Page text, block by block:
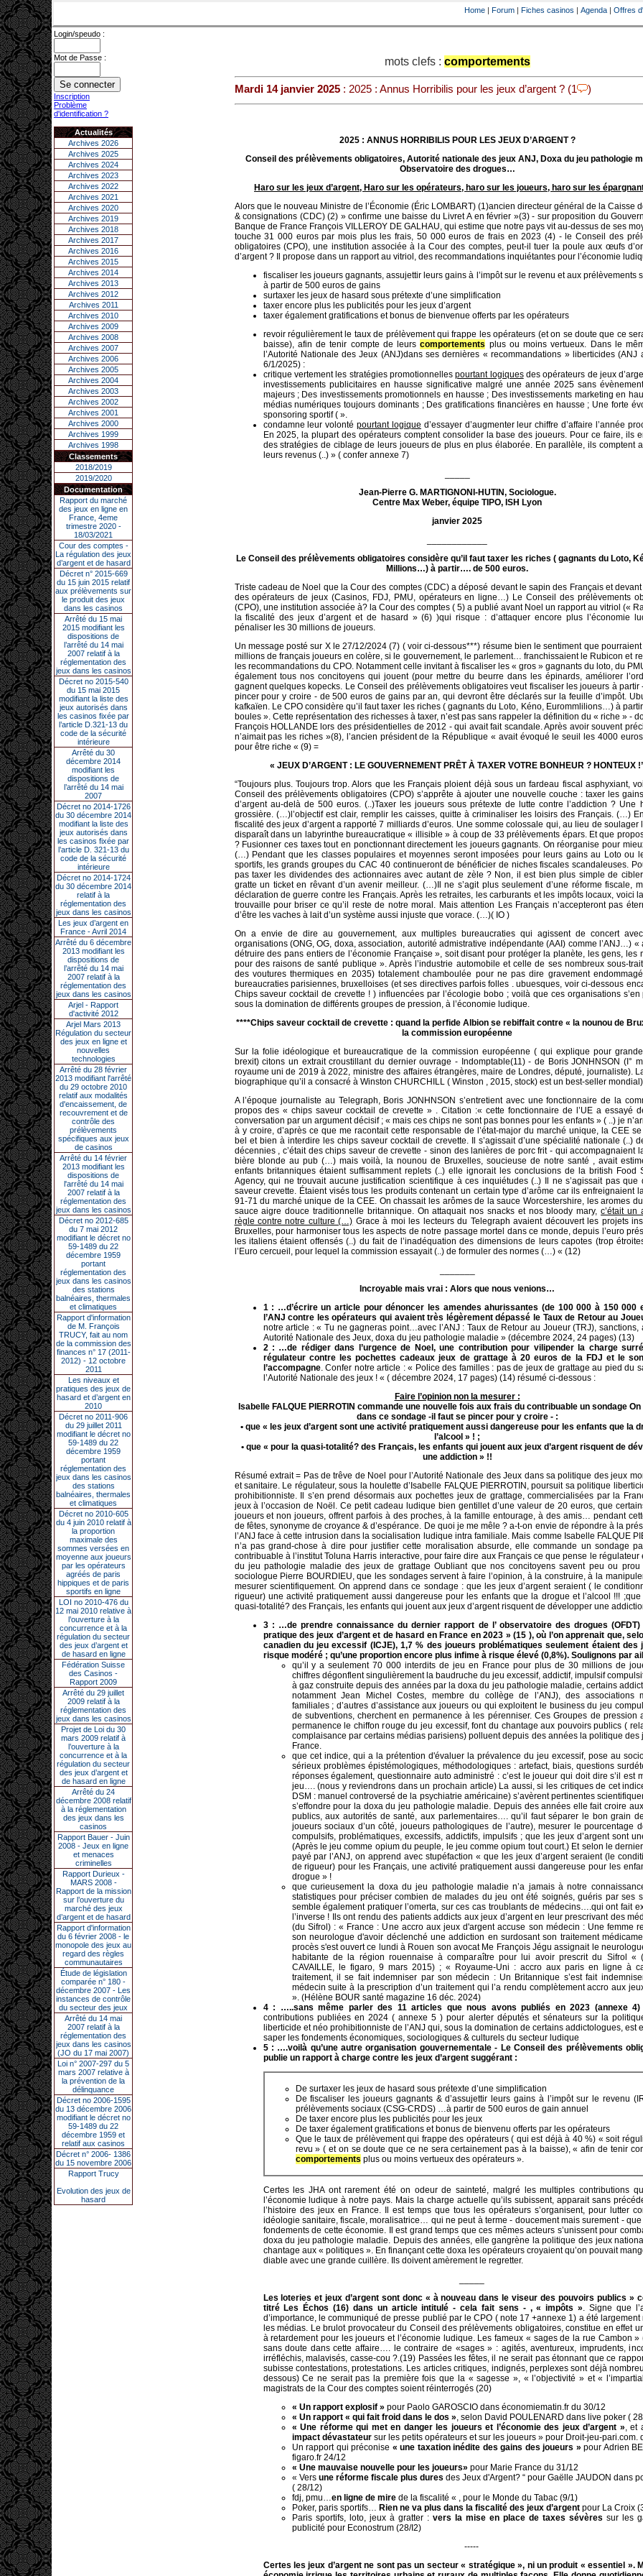
Home | Forum | Fiches casinos | Agenda | Offres
Login/speudo :
Mot de Passe :
Inscription
Problème
d'identification ?
Actualités
Archives 2026
Archives 2025
Archives 2024
Archives 2023
Archives 2022
Archives 2021
Archives 2020
Archives 2019
Archives 2018
Archives 2017
Archives 2016
Archives 2015
Archives 2014
Archives 2013
Archives 2012
Archives 2011
Archives 2010
Archives 2009
Archives 2008
Archives 2007
Archives 2006
Archives 2005
Archives 2004
Archives 2003
Archives 2002
Archives 2001
Archives 2000
Archives 1999
Archives 1998
Classements
2018/2019
2019/2020
Documentation
Rapport du marché
des jeux en ligne en
France, 4eme
trimestre 2020 -
18/03/2021
Cour des comptes -
La régulation des jeux
d’argent et de hasard
Décret n° 2015-669
du 15 juin 2015 relatif
aux prélèvements sur
le produit des jeux
dans les casinos
Arrêté du 15 mai
2015 modifiant les
dispositions de
l’arrêté du 14 mai
2007 relatif à la
réglementation des
jeux dans les casinos
Décret no 2015-540
du 15 mai 2015
modifiant la liste des
jeux autorisés dans
les casinos fixée par
l’article D.321-13 du
code de la sécurité
intérieure
Arrêté du 30
décembre 2014
modifiant les
dispositions de
l’arrêté du 14 mai
2007
Décret no 2014-1726
du 30 décembre 2014
modifiant la liste des
jeux autorisés dans
les casinos fixée par
l’article D. 321-13 du
code de la sécurité
intérieure
Décret no 2014-1724
du 30 décembre 2014
relatif à la
réglementation des
jeux dans les casinos
Les jeux d’argent en
France - Avril 2014
Arrêté du 6 décembre
2013 modifiant les
dispositions de
l’arrêté du 14 mai
2007 relatif à la
réglementation des
jeux dans les casinos
Arjel - Rapport
d'activité 2012
Arjel Mars 2013
Régulation du secteur
des jeux en ligne et
nouvelles
technologies
Arrêté du 28 février
2013 modifiant l'arrêté
du 29 octobre 2010
relatif aux modalités
d'encaissement, de
recouvrement et de
contrôle des
prélèvements
spécifiques aux jeux
de casinos
Arrêté du 14 février
2013 modifiant les
dispositions de
l'arrêté du 14 mai
2007 relatif à la
réglementation des
jeux dans les casinos
Décret no 2012-685
du 7 mai 2012
modifiant le décret no
59-1489 du 22
décembre 1959
portant
réglementation des
jeux dans les casinos
des stations
balnéaires, thermales
et climatiques
Rapport d'information
de M. François
TRUCY, fait au nom
de la commission des
finances n° 17 (2011-
2012) - 12 octobre
2011
Les niveaux et
pratiques des jeux de
hasard et d’argent en
2010
Décret no 2011-906
du 29 juillet 2011
modifiant le décret no
59-1489 du 22
décembre 1959
portant
réglementation des
jeux dans les casinos
des stations
balnéaires, thermales
et climatiques
Décret no 2010-605
du 4 juin 2010 relatif à
la proportion
maximale des
sommes versées en
moyenne aux joueurs
par les opérateurs
agréés de paris
hippiques et de paris
sportifs en ligne
LOI no 2010-476 du
12 mai 2010 relative à
l’ouverture à la
concurrence et à la
régulation du secteur
des jeux d’argent et
de hasard en ligne
Fédération Suisse
des Casinos -
Rapport 2009
Arrêté du 29 juillet
2009 relatif à la
réglementation des
jeux dans les casinos
Projet de Loi du 30
mars 2009 relatif à
l’ouverture à la
concurrence et à la
régulation du secteur
des jeux d’argent et
de hasard en ligne
Arrêté du 24
décembre 2008 relatif
à la réglementation
des jeux dans les
casinos
Rapport Bauer - Juin
2008 - Jeux en ligne
et menaces
criminelles
Rapport Durieux -
MARS 2008 -
Rapport de la mission
sur l’ouverture du
marché des jeux
d’argent et de hasard
Rapport d'information
du 6 février 2008 - le
monopole des jeux au
regard des règles
communautaires
Étude de législation
comparée n° 180 -
décembre 2007 - Les
instances de contrôle
du secteur des jeux
Arrêté du 14 mai
2007 relatif à la
réglementation des
jeux dans les casinos
(JO du 17 mai 2007)
Loi n° 2007-297 du 5
mars 2007 relative à
la prévention de la
délinquance
Décret no 2006-1595
du 13 décembre 2006
modifiant le décret no
59-1489 du 22
décembre 1959 et
relatif aux casinos
Décret n° 2006- 1386
du 15 novembre 2006
Rapport Trucy
Evolution des jeux de
hasard
mots clefs : comportements
Mardi 14 janvier 2025: 2025 : Annus Horribilis pour les jeux d’argent ? (1 )
2025 : ANNUS HORRIBILIS POUR LES JEUX D’ARGENT ?
Conseil des prélèvements obligatoires, Autorité nationale des jeux ANJ, Doxa du jeu pathologie
Observatoire des drogues…
Haro sur les jeux d’argent, Haro sur les opérateurs, haro sur les joueurs, haro sur les
Alors que le nouveau Ministre de l’Économie (Éric LOMBART) (1)ancien directeur général de la Caisse
& consignations (CDC) (2) » confirme une baisse du Livret A en février »(3) - sur proposition du
Banque de France François VILLEROY DE GALHAU, qui estime que notre pays vit au-dessus de ses
touche 31 000 euros par mois plus les frais, 50 000 euros de frais en 2023 (4) - le Conseil des
obligatoires (CPO), une institution associée à la Cour des comptes, peut-il tuer la poule aux œufs
d’argent ? Il propose dans un rapport au vitriol, des recommandations inquiétantes pour l’économie
fiscaliser les joueurs gagnants, assujettir leurs gains à l’impôt sur le revenu et aux prélèvements
à partir de 500 euros de gains
surtaxer les jeux de hasard sous prétexte d’une simplification
taxer encore plus les publicités pour les jeux d’argent
taxer également gratifications et bonus de bienvenue offerts par les opérateurs
revoir régulièrement le taux de prélèvement qui frappe les opérateurs (et on se doute que ce
baisse), afin de tenir compte de leurscomportements plus ou moins vertueux. Dans le
l’Autorité Nationale des Jeux (ANJ)dans ses dernières « recommandations » liberticides (ANJ
6/1/2025) :
critique vertement les stratégies promotionnellespourtant logiquesdes opérateurs de jeux
investissements publicitaires en hausse significative malgré une année 2025 sans
majeurs ; Des investissements promotionnels en hausse ; Des investissements marketing en
médias numériques toujours dominants ; Des gratifications financières en hausse ; Une forte
sponsoring sportif ( ».
condamne leur volontépourtant logique d’essayer d’augmenter leur chiffre d’affaire l’année
En 2025, la plupart des opérateurs comptent consolider la base des joueurs. Pour ce faire, ils
des stratégies de ciblage de leurs joueurs de plus en plus élaborée. En parallèle, ils comptent
leurs revenus (..) » ( confer annexe 7)
Jean-Pierre G. MARTIGNONI-HUTIN, Sociologue.
Centre Max Weber, équipe TIPO, ISH Lyon
janvier 2025
Le Conseil des prélèvements obligatoires considère qu’il faut taxer les riches ( gagnants du Loto,
Millions…) à partir…. de 500 euros.
Triste cadeau de Noel que la Cour des comptes (CDC) a déposé devant le sapin des Français et
des opérateurs de jeux (Casinos, FDJ, PMU, opérateurs en ligne…) Le Conseil des prélèvements
(CPO), une institution associée à? la Cour des comptes ( 5) a publié avant Noel un rapport au vitriol («
la fiscalité des jeux d’argent et de hasard » (6) )qui risque : d’attaquer encore plus l’économie
pénaliser les 30 millions de joueurs.
Un message posté sur X le 27/12/2024 (7) ( voir ci-dessous***) résume bien le sentiment que
millions de français joueurs en colère, si le gouvernement, le parlement… franchissaient le Rubicon et
les recommandations du CPO. Notamment celle invitant à fiscaliser les « gros » gagnants du loto, du
également tous nos concitoyens qui jouent (pour mettre du beurre dans les épinards, améliorer
gagnent quelques kopecks. Le Conseil des prélèvements obligatoires veut fiscaliser les joueurs à partir
pincer pour y croire - de 500 euros de gains par an, qui devront être déclarés sur la feuille d’impôt.
kafkaïen. Le CPO considère qu’il faut taxer les riches ( gagnants du Loto, Kéno, Eurommlilions…) à
boules ». Cette représentation des richesses à taxer, n’est pas sans rappeler la définition du « riche » -
François HOLLANDE lors des présidentielles de 2012 - qui avait fait scandale. Après avoir souvent
n’aimait pas les riches »(8), l’ancien président de la République « avait évoqué le seuil les 4000
pour être riche « (9) =
« JEUX D’ARGENT : LE GOUVERNEMENT PRÊT À TAXER VOTRE BONHEUR ? HONTEUX
“Toujours plus. Toujours trop. Alors que les Français ploient déjà sous un fardeau fiscal asphyxiant,
Conseil des prélèvements obligatoires (CPO) s’apprête à ajouter une nouvelle couche : taxer les
d’argent au-delà de 500 euros. (..)Taxer les joueurs sous prétexte de lutte contre l’addiction ? Une
grossière. (…)l’objectif est clair, remplir les caisses, quitte à criminaliser les loisirs des Français. (…)
fiscalité des jeux d’argent a rapporté 7 milliards d’euros. Une somme colossale qui, au lieu de soulager
disparaît dans un labyrinthe bureaucratique « illisible » à coup de 33 prélèvements épars. Et que
? Fusionner ces taxes tout en ponctionnant directement les joueurs gagnants. On réorganise pour
(…) Pendant que les classes populaires et moyennes seront imposées pour leurs gains au Loto ou
sportifs, les grands groupes du CAC 40 continueront de bénéficier de niches fiscales scandaleuses.
pas taxer les dividendes des actionnaires avec autant de zèle ? Non, il est bien plus simple de
gratte un ticket en rêvant d’un avenir meilleur. (…)Il ne s’agit plus seulement d’une réforme fiscale,
déclaration de guerre contre les Français. Après les retraites, les carburants et les impôts locaux, voici
trouvaille pour briser ce qu’il reste de notre moral. Mais attention Les Français n’accepteront pas
d’être les vaches à lait d’un système aussi injuste que vorace. (…)( IO )
On a envie de dire au gouvernement, aux multiples bureaucraties qui agissent de concert avec
organisations (ONG, OG, doxa, association, autorité admistrative indépendante (AAI) comme l’ANJ…) «
détruire des pans entiers de l’économie Française », soit disant pour protéger la planète, les gens, les
pour des raisons de santé publique ». Après l’industrie automobile et celle de ses nombreux sous-
des voutures thermiques en 2035) totalement chamboulée pour ne pas dire gravement
bureaucraties parisiennes, bruxelloises (et ses directives parfois folles . ubuesques, voir ci-dessous
Chips saveur cocktail de crevette ! ) influencées par l’écologie bobo ; voilà que ces organisations s’en
sous la domination de différents groupes de pression, à l’économie ludique.
****Chips saveur cocktail de crevette : quand la perfide Albion se rebiffait contre « la nounou de
la commission européenne
Sur la folie idéologique et bureaucratique de la commission européenne ( qui explique pour
brexit) citons un extrait croustillant du dernier ouvrage - Indomptable(11) - de Boris JONHNSON (I°
royaume uni de 2019 à 2022, ministre des affaires étrangères, maire de Londres, député, journaliste).
biographique qu’il a consacré à Winston CHURCHILL ( Winston , 2015, stock) est un best-seller
A l’époque journaliste au Telegraph, Boris JONHNSON s’entretient avec une fonctionnaire de la
propos des « chips saveur cocktail de crevette » . Citation :« cette fonctionnaire de l’UE a essayé
conversation par un argument décisif ; « mais ces chips ne sont pas bonnes pour les enfants » ( ..) je
à y croire, d’après ce que me racontait cette responsable de l’état-major du marché unique, la CEE
bel et bien à interdire les chips saveur cocktail de crevette. Il s’agissait d’une spécialité nationale (..)
décennies , c’était des chips saveur de crevette - sinon des lanières de porc frit - qui accompagnaient
bière blonde au pub (…) mais voilà, la nounou de Bruxelles, soucieuse de notre santé , avait
enfants britanniques étaient suffisamment replets (..) elle ignorait les conclusions de la british Food
Agency, qui ne trouvait aucune justification scientifique à ces inquiétudes (..) Il ne s’agissait pas que
saveur crevette. Étaient visés tous les produits contenant un certain type d’arôme car ils enfreignaient
91-71 du marché unique de la CEE. On chassait les arômes de la sauce Worcestershire, les aromes
sauce aigre douce traditionnelle britannique. On attaquait nos snacks et nos bloody mary,c’était un
règle contre notre culture (…) Grace à moi les lecteurs du Telegraph avaient découvert les projets
Bruxelles, pour harmoniser tous les aspects de notre passage mortel dans ce monde, depuis l’euro
les italiens étaient offensés (..) du fait de l’inadéquation des dimensions de leurs capotes (trop
l’Euro cercueil, pour lequel la commission essayait (..) de formuler des normes (…) « (12)
Incroyable mais vrai : Alors que nous venions…
1 : …d’écrire un article pour dénoncer les amendes ahurissantes (de 100 000 à 150 000
l’ANJ contre les opérateurs qui avaient très légèrement dépassé le Taux de Retour au
notre article : « Tu ne gagneras point…avec l’ANJ : Taux de Retour au Joueur (TRJ), sanctions,
Autorité Nationale des Jeux, doxa du jeu pathologie maladie » (décembre 2024, 24 pages) (13)
2 : …de rédiger dans l’urgence de Noel, une contribution pour vilipender la charge
régulateur contre les pochettes cadeaux jeux de grattage à 20 euros de la FDJ et le
l’accompagne. Confer notre article : « Police des familles : pas de jeux de grattage au pied du
l’Autorité Nationale des jeux ! « ( décembre 2024, 17 pages) (14) résumé ci-dessous :
Faire l’opinion non la mesurer :
Isabelle FALQUE PIERROTIN commande une nouvelle fois aux frais du contribuable un sondage On
dans ce sondage -il faut se pincer pour y croire - :
• que « les jeux d’argent sont une activité pratiquement aussi dangereuse pour les enfants que la
l’alcool » ! ;
• que « pour la quasi-totalité? des Français, les enfants qui jouent aux jeux d’argent risquent de
une addiction » !!
Résumé extrait = Pas de trêve de Noel pour l’Autorité Nationale des Jeux dans sa politique des jeux
et sanitaire. Le régulateur, sous la houlette d’Isabelle FALQUE PIERROTIN, poursuit sa politique
prohibitionniste. Il s’en prend désormais aux pochettes jeux de grattage, commercialisées par la
jeux à l’occasion de Noël. Ce petit cadeau ludique bien gentillet d’une valeur de 20 euros, que
joueurs et non joueurs, offrent parfois à des proches, à la famille entourage, à des amis… pendant
de fêtes, synonyme de croyance & d’espérance. De quoi je me mêle ? a-t-on envie de répondre à la
l’ANJ face à cette intrusion dans la socialisation ludique intra familiale. Mais comme Isabelle FALQUE
n’a pas grand-chose à dire pour justifier cette moralisation absurde, elle commande un sondage
contribuable à l’institut Toluna Harris interactive, pour faire dire aux Français ce que pense le régulateur
du jeu pathologie maladie des jeux de grattage Oubliant que nos concitoyens savent peu ou prou
sociologue Pierre BOURDIEU, que les sondages servent à faire l’opinion, à la construire, à la
mesurer scientifiquement. On apprend dans ce sondage : que les jeux d’argent seraient ( le
rigueur) une activité pratiquement aussi dangereuse pour les enfants que la drogue et l’alcool !!!
quasi-totalité? des Français, les enfants qui jouent aux jeux d’argent risquent de développer une
3 : …de prendre connaissance du dernier rapport de l’ observatoire des drogues
pratique des jeux d’argent et de hasard en France en 2023 » (15 ), où l’on apprenait que,
canadien du jeu excessif (ICJE), 1,7 % des joueurs problématiques seulement étaient des
risque modéré ; qu’une proportion encore plus infime à risque élevé (0,8%). Soulignons par
qu’il y a seulement 70 000 interdits de jeu en France pour plus de 30 millions de
chiffres dégonflent singulièrement la baudruche du jeu excessif, addictif, impulsif
à gaz construite depuis des années par la doxa du jeu pathologie maladie, certains
notamment Jean Michel Costes, membre du collège de l’ANJ), des associations
familiales ; d’autres d’assistance aux joueurs ou qui exploitent le business du jeu
de subventions, cherchent en permanence à les pérenniser. Ces Groupes de pression
permanence le chiffon rouge du jeu excessif, font du chantage aux pouvoirs publics (
complaisance par certains médias parisiens) polluent depuis des années la politique des
France.
que cet indice, qui a la prétention d'évaluer la prévalence du jeu excessif, pose au
sérieux problèmes épistémologiques, méthodologiques : artefact, biais, questions
réponses également, questionnaire auto administré : c’est le joueur qui doit dire s’il est
jeu…. (nous y reviendrons dans un prochain article) La aussi, si les critiques de cet
DSM : manuel controversé de la psychiatrie américaine) s’avèrent pertinentes
s’effondre pour la doxa du jeu pathologie maladie. Depuis des années elle fait croire
publics, aux autorités de santé, aux parlementaires…. qu’il faut séparer le bon grain
joueurs sociaux d’un côté, joueurs pathologiques de l’autre), mesurer le pourcentage
compulsifs, problématiques, excessifs, addictifs, impulsifs ; que les jeux d’argent sont
(Après le jeu comme opium du peuple, le jeu comme opium tout court.) Et selon le
payé par l’ANJ, on apprend avec stupéfaction « que les jeux d’argent seraient (le
de rigueur) pour les Français, une activité pratiquement aussi dangereuse pour les
drogue » !
que curieusement la doxa du jeu pathologie maladie n’a jamais à notre
statistiques pour préciser combien de malades du jeu ont été soignés, guéris par ses
semble également pratiquer l’omerta, sur ces cas troublants de médecins….qui ont fait
l’inverse ! Ils ont rendu des patients addicts aux jeux d’argent en leur prescrivant des
(du Sifrol) : « France : Une accro aux jeux d'argent accuse son médecin : Une femme
son neurologue d'avoir déclenché une addiction en surdosant son traitement
procès s'est ouvert ce lundi à Rouen son avocat Me François Jégu assignait le
habitante de la région rouennaise à comparaître pour lui avoir prescrit du Sifrol «
CAVAILLE, le figaro, 9 mars 2015) ; « Royaume-Uni : accro aux paris en ligne à
traitement, il se fait indemniser par son médecin : Un Britannique s’est fait
médecin suite à la prescription d’un traitement qui l’a rendu complètement accro aux
». (Hélène BOUR santé magazine 16 déc. 2024)
4 : …..sans même parler des 11 articles que nous avons publiés en 2023 (annexe 4)
contributions publiées en 2024 ( annexe 5 ) pour alerter députés et sénateurs sur la
liberticide et néo prohibitionniste de l’ANJ qui, sous la domination de certains addictologues, est
saper les fondements économiques, sociologiques & culturels du secteur ludique
5 : ….voilà qu’une autre organisation gouvernementale - Le Conseil des prélèvements
publie un rapport à charge contre les jeux d’argent suggérant :
De surtaxer les jeux de hasard sous prétexte d’une simplification
De fiscaliser les joueurs gagnants & d’assujettir leurs gains à l’impôt sur le revenu
prélèvements sociaux (CSG-CRDS) …à partir de 500 euros de gain annuel
De taxer encore plus les publicités pour les jeux
De taxer également gratifications et bonus de bienvenu offerts par les opérateurs
Que le taux de prélèvement qui frappe des opérateurs ( qui est déjà à 40 %) « soit
revu » ( et on se doute que ce ne sera certainement pas à la baisse), « afin de tenir
comportements plus ou moins vertueux des opérateurs ».
Certes les JHA ont rarement été on odeur de sainteté, malgré les multiples contributions
l’économie ludique à notre pays. Mais la charge actuelle qu’ils subissent, apparait sans
l’histoire des jeux en France. Il est temps que tous les opérateurs s’organisent, pour lutter
idéologie sanitaire, fiscale, moralisatrice… qui ne peut à terme - doucement mais surement -
fondements de cette économie. Il est grand temps que ces mêmes acteurs s’unissent pour
doxa du jeu pathologie maladie. Depuis des années, elle gangrène la politique des jeux
chantage aux « politiques ». En finançant cette doxa les opérateurs croyaient qu’on pouvait
diable avec une grande cuillère. Ils doivent amèrement le regretter.
Les loteries et jeux d’argent sont donc « à nouveau dans le viseur des pouvoirs publics »
titré Les Échos (16) dans un article intitulé - cela fait sens - , « impôts ». Signe que
d’importance, le communiqué de presse publié par le CPO ( note 17 +annexe 1) a été largement
les médias. Le brulot provocateur du Conseil des prélèvements obligatoires, constitue en effet
à retardement pour les joueurs et l’économie ludique. Les fameux « sages de la rue Cambon »
sans doute dans cette affaire…. le contraire de «sages » : agités, aventureux, imprudents,
irréfléchis, malavisés, casse-cou ?.(19) Passées les fêtes, il ne serait pas étonnant que ce
subisse contestations, protestations. Les articles critiques, indignés, perplexes sont déjà
dessous) Ce ne serait pas la première fois que la « sagesse », « l’objectivité » et «
magistrats de la Cour des comptes soient réinterrogés (20)
« Un rapport explosif » pour Paolo GAROSCIO dans économiematin.fr du 30/12
« Un rapport « qui fait froid dans le dos », selon David POULENARD dans live poker (
« Une réforme qui met en danger les joueurs et l’économie des jeux d’argent », et
impact dévastateursur les petits opérateurs et sur les joueurs » pour Droit-jeu-pari.com.
Un rapport qui préconise « une taxation inédite des gains des joueurs » pour Adrien
figaro.fr 24/12
« Une mauvaise nouvelle pour les joueurs» pour Marie France du 31/12
« Vers une réforme fiscale plus dures des Jeux d'Argent? “ pour Gaëlle JAUDON dans
( 28/12)
fdj, pmu…en ligne de mirede la fiscalité « , pour le Monde du Tabac (9/1)
Poker, paris sportifs… Rien ne va plus dans la fiscalité des jeux d’argentpour La Croix
Paris sportifs, loto, jeux à gratter : vers la mise en place de taxes sévères sur les
publicité pour Econostrum (28/I2)
-----
Certes les jeux d’argent ne sont pas un secteur « stratégique », ni un produit « essentiel ».